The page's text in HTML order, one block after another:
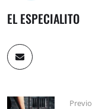
EL ESPECIALITO